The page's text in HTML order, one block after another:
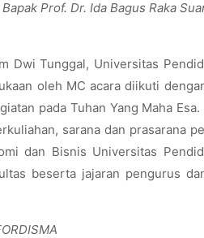
Prof. Dr. Ida Bagus Raka
Dwi Tunggal, Universitas
oleh MC acara diikuti
pada Tuhan Yang Maha
sarana dan prasarana
dan Bisnis Universitas
beserta jajaran pengurus